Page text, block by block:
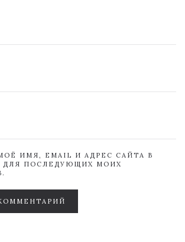
ИМЯ, EMAIL И АДРЕС САЙТА В
ДЛЯ ПОСЛЕДУЮЩИХ МОИХ